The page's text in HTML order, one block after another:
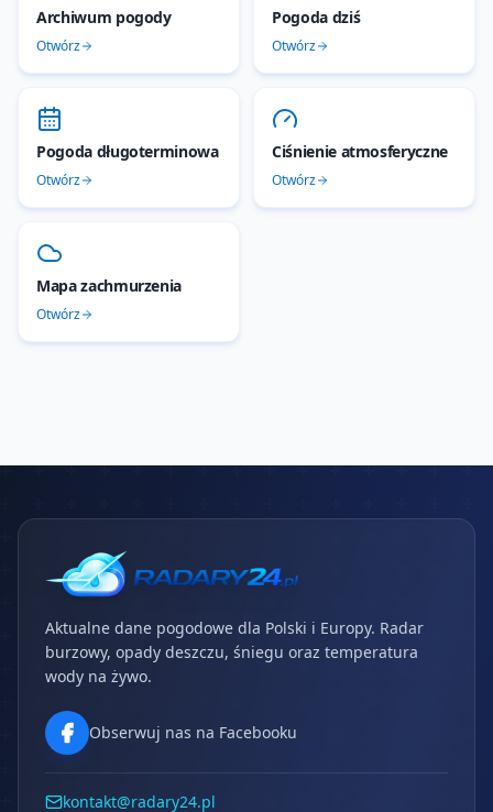
Archiwum pogody
Otwórz
Pogoda dziś
Otwórz
Pogoda długoterminowa
Otwórz
Ciśnienie atmosferyczne
Otwórz
Mapa zachmurzenia
Otwórz
Aktualne dane pogodowe dla Polski i Europy. Radar
burzowy, opady deszczu, śniegu oraz temperatura
wody na żywo.
Obserwuj nas na Facebooku
kontakt@radary24.pl